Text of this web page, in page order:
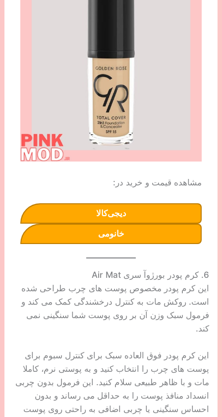
مشاهده قیمت و خرید در:
دیجی‌کالا
خانومی
6. کرم پودر بورژ‌وآ سری Air Mat
این کرم پودر مخصوص پوست های چرب طراحی شده
است. روکش مات به کنترل درخشندگی کمک می کند و
فرمول سبک وزن آن بر روی پوست شما سنگینی نمی
کند.
این کرم پودر فوق العاده سبک برای کنترل سبوم برای
پوست های چرب را انتخاب کنید و به پوستی نرم، کاملا
مات و با ظاهر طبیعی سلام کنید. این فرمول بدون چربی
انسداد منافذ پوست را به حداقل می رساند و بدون
احساس سنگینی یا چربی اضافی به راحتی روی پوست